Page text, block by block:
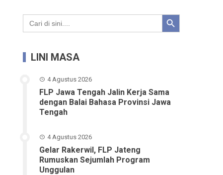
Search
for:
Search Button
LINI MASA
4 Agustus 2026
FLP Jawa Tengah Jalin Kerja Sama
dengan Balai Bahasa Provinsi Jawa
Tengah
4 Agustus 2026
Gelar Rakerwil, FLP Jateng
Rumuskan Sejumlah Program
Unggulan